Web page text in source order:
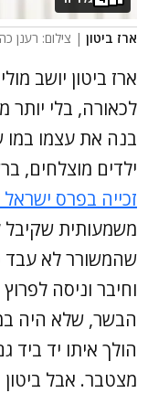
ארז ביטון | צילום: רענן
ארז ביטון יושב
לכאורה, בלי יותר
בנה את עצמו במו
ילדים מוצלחים,
זכייה בפרס
משמעותית שקיבל
שהמשורר לא עבד
וחיבר וניסה
הבשר, שלא היה
מצטבר. אבל